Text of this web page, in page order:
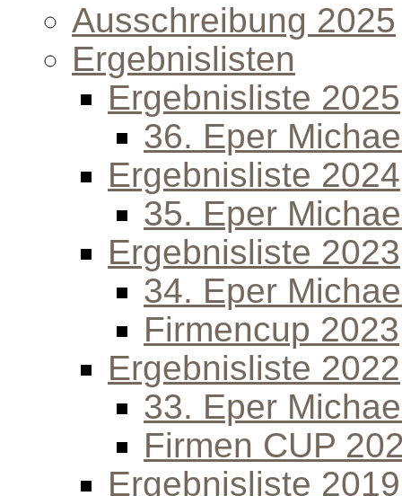
Ausschreibung 2025
Ergebnislisten
Ergebnisliste 2025
36. Eper
Ergebnisliste 2024
35. Eper
Ergebnisliste 2023
34. Eper
Firmencup 2023
Ergebnisliste 2022
33. Eper
Firmen CUP
Ergebnisliste 2019